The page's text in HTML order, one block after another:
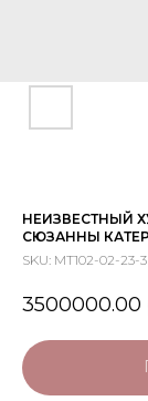
НЕИЗВЕСТНЫЙ
СЮЗАННЫ
SKU: МТ102-02-23-3
3500000.00